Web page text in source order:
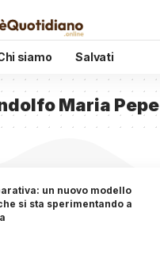
siamo Salvati
Maria Pepe
un nuovo modello
si sta sperimentando a